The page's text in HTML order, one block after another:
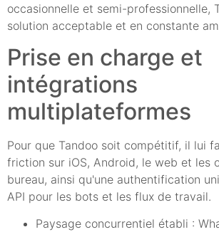
occasionnelle et semi-professionnelle,
solution acceptable et en constante
Prise en charge et
intégrations
multiplateformes
Pour que Tandoo soit compétitif, il lui
friction sur iOS, Android, le web et les
bureau, ainsi qu'une authentification
API pour les bots et les flux de travail.
Paysage concurrentiel établi :